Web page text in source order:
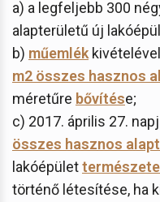
a) a legfeljebb 300
alapterületű új
b) műemlék
m2 összes hasznos
méretűre bővítése;
c) 2017. április 27.
összes hasznos
lakóépület
történő létesítése, ha